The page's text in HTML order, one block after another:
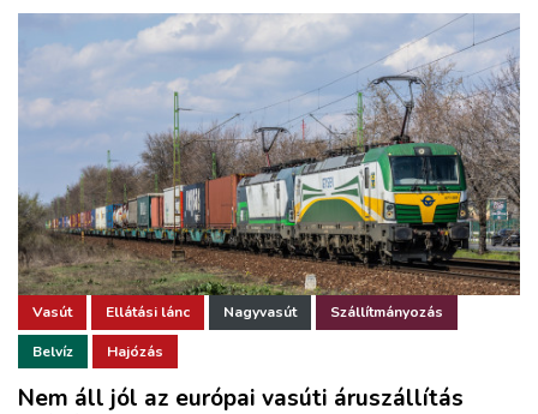
Vasút Ellátási lánc Nagyvasút Szállítmányozás
Belvíz Hajózás
Nem áll jól az európai vasúti áruszállítás